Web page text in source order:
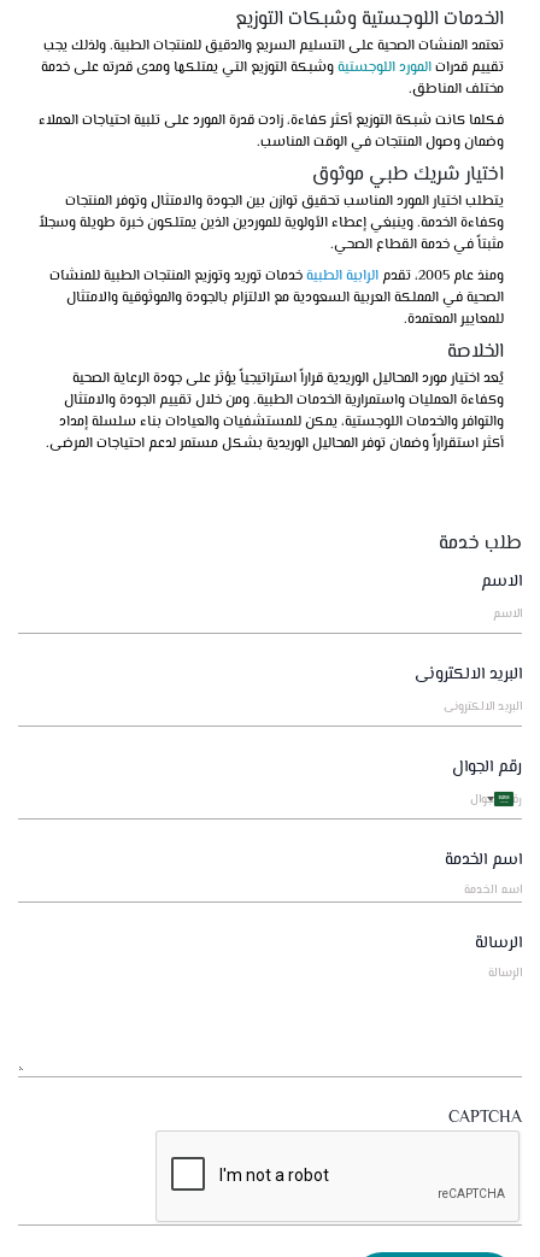
الخدمات اللوجستية وشبكات التوزيع
تعتمد المنشآت الصحية على التسليم السريع والدقيق للمنتجات الطبية. ولذلك يجب
تقييم قدراتالمورد اللوجستيةوشبكة التوزيع التي يمتلكها ومدى قدرته على خدمة
مختلف المناطق.
فكلما كانت شبكة التوزيع أكثر كفاءة، زادت قدرة المورد على تلبية احتياجات العملاء
وضمان وصول المنتجات في الوقت المناسب.
اختيار شريك طبي موثوق
يتطلب اختيار المورد المناسب تحقيق توازن بين الجودة والامتثال وتوفر المنتجات
وكفاءة الخدمة. وينبغي إعطاء الأولوية للموردين الذين يمتلكون خبرة طويلة وسجلاً
مثبتاً في خدمة القطاع الصحي.
ومنذ عام 2005، تقدم
الرابية الطبيةخدمات توريد وتوزيع المنتجات الطبية للمنشآت
الصحية في المملكة العربية السعودية مع الالتزام بالجودة والموثوقية والامتثال
للمعايير المعتمدة.
الخلاصة
يُعد اختيار مورد المحاليل الوريدية قراراً استراتيجياً يؤثر على جودة الرعاية الصحية
وكفاءة العمليات واستمرارية الخدمات الطبية. ومن خلال تقييم الجودة والامتثال
والتوافر والخدمات اللوجستية، يمكن للمستشفيات والعيادات بناء سلسلة إمداد
أكثر استقراراً وضمان توفر المحاليل الوريدية بشكل مستمر لدعم احتياجات المرضى.
طلب خدمة
الاسم
البريد الالكترونى
رقم الجوال
Saudi
اسم الخدمة
الرسالة
CAPTCHA